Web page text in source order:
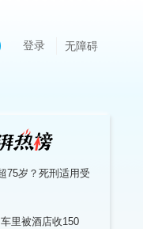
登录 无障碍
75岁？死刑适用受
里被酒店收150